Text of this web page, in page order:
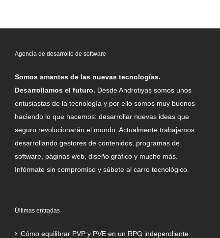
Agencia de desarrollo de software
Somos amantes de las nuevas tecnologías.
Desarrollamos el futuro. Desde Androtiyas somos unos
entusiastas de la tecnología y por ello somos muy buenos
haciendo lo que hacemos: desarrollar nuevas ideas que
seguro revolucionarán el mundo. Actualmente trabajamos
desarrollando gestores de contenidos, programas de
software, páginas web, diseño gráfico y mucho más.
Infórmate sin compromiso y súbete al carro tecnológico.
Últimas entradas
Cómo equilibrar PVP y PVE en un RPG independiente